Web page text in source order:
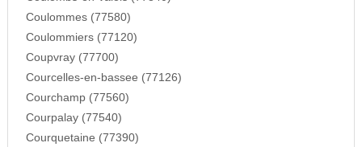
Coulommes (77580)
Coulommiers (77120)
Coupvray (77700)
Courcelles-en-bassee (77126)
Courchamp (77560)
Courpalay (77540)
Courquetaine (77390)